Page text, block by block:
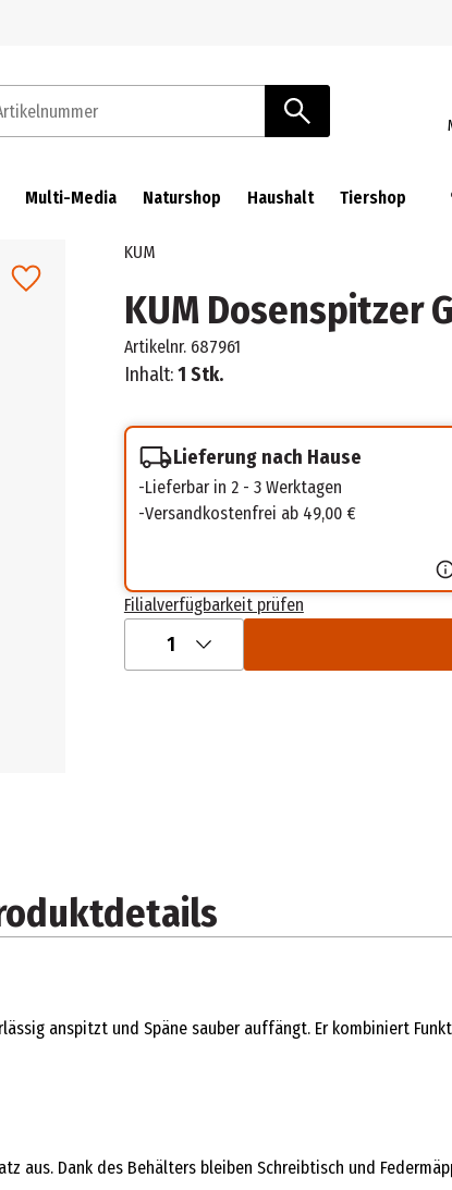
Multi-Media Naturshop Haushalt Tiershop
KUM
KUM Dosenspitzer
Artikelnr. 687961
Inhalt:1 Stk.
Lieferung nach Hause
Lieferbar in 2 - 3 Werktagen
Versandkostenfrei ab 49,00 €
Filialverfügbarkeit prüfen
1
anspitzt und Späne sauber auffängt. Er kombiniert
aus. Dank des Behälters bleiben Schreibtisch und